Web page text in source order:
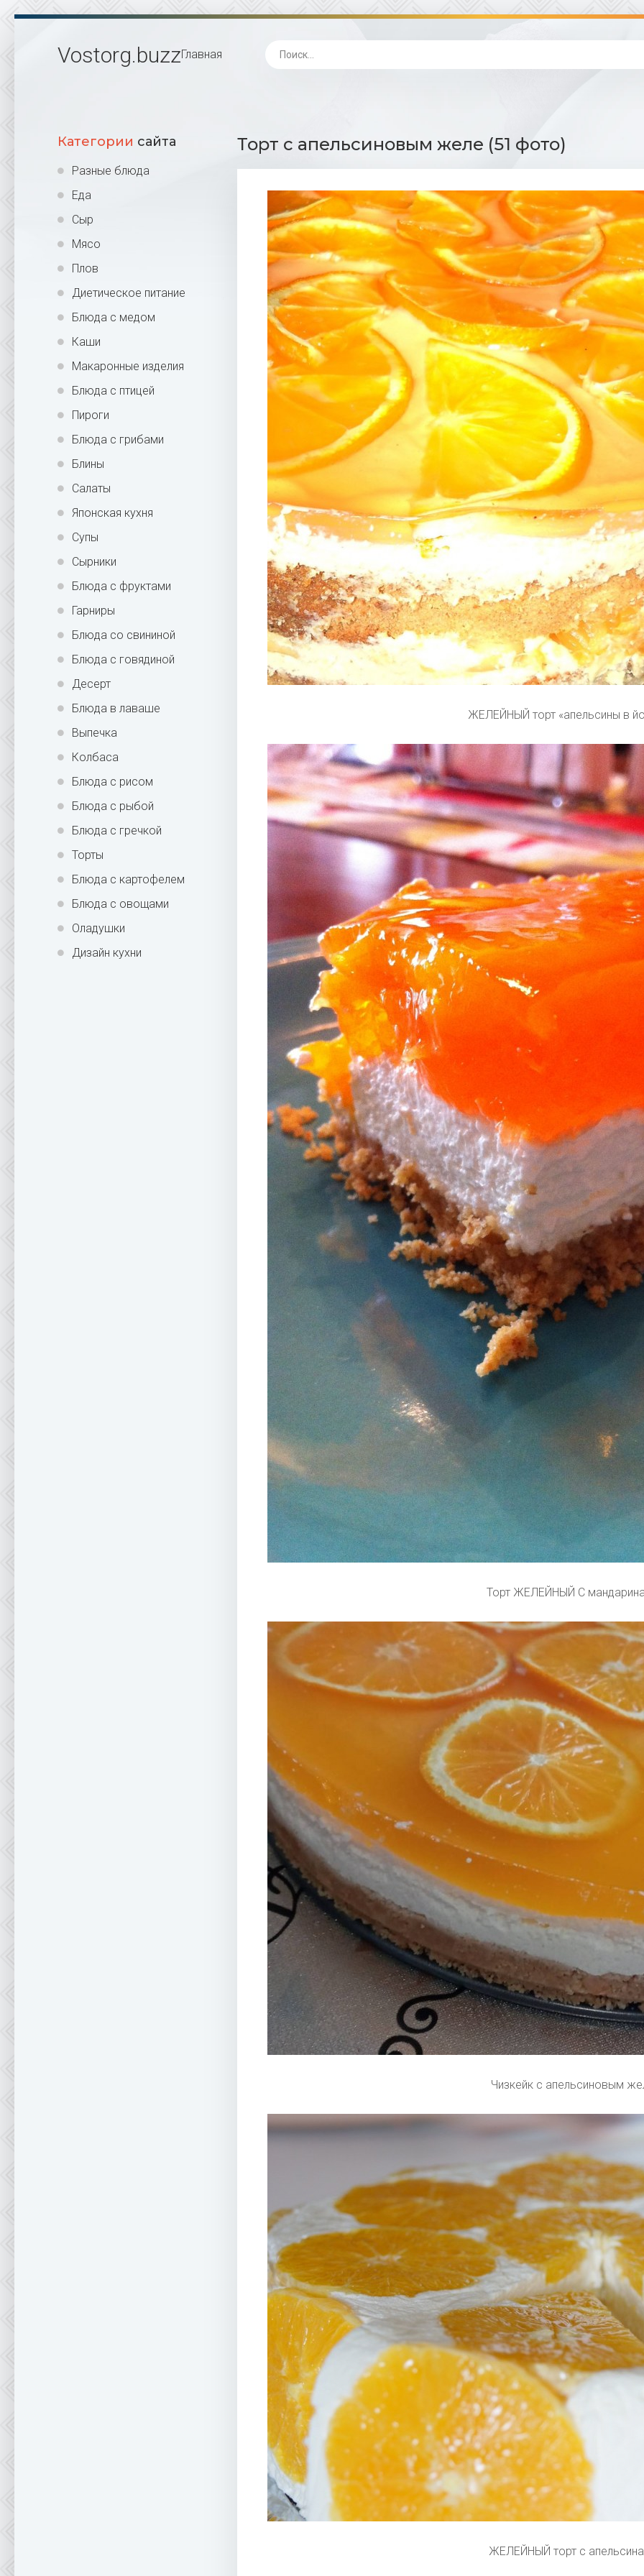
Vostorg.buzzГлавная
Категории сайта
Разные блюда
Еда
Сыр
Мясо
Плов
Диетическое питание
Блюда с медом
Каши
Макаронные изделия
Блюда с птицей
Пироги
Блюда с грибами
Блины
Салаты
Японская кухня
Супы
Сырники
Блюда с фруктами
Гарниры
Блюда со свининой
Блюда с говядиной
Десерт
Блюда в лаваше
Выпечка
Колбаса
Блюда с рисом
Блюда с рыбой
Блюда с гречкой
Торты
Блюда с картофелем
Блюда с овощами
Оладушки
Дизайн кухни
Торт с апельсиновым желе (51 фото)
ЖЕЛЕЙНЫЙ торт «апельсины в
Торт ЖЕЛЕЙНЫЙ С
Чизкейк с апельсиновым
ЖЕЛЕЙНЫЙ торт с